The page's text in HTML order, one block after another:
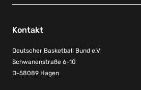
Kontakt
Deutscher Basketball Bund e.V
Schwanenstraße 6-10
D-58089 Hagen